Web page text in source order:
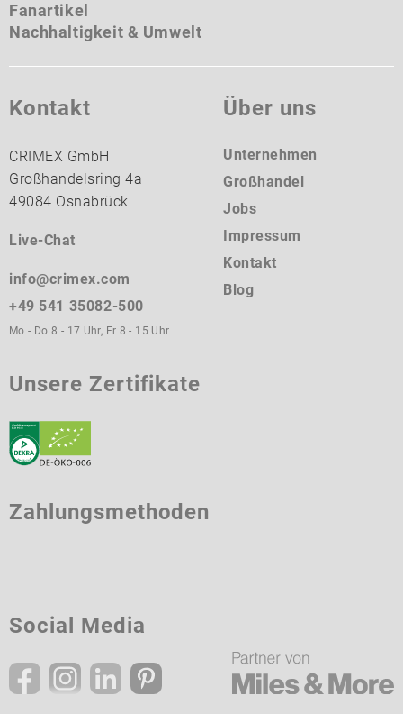
Fanartikel
Nachhaltigkeit & Umwelt
Kontakt
CRIMEX GmbH
Großhandelsring 4a
49084 Osnabrück
Live-Chat
info@crimex.com
+49 541 35082-500
Mo - Do 8 - 17 Uhr, Fr 8 - 15 Uhr
Über uns
Unternehmen
Großhandel
Jobs
Impressum
Kontakt
Blog
Unsere Zertifikate
Zahlungsmethoden
Social Media